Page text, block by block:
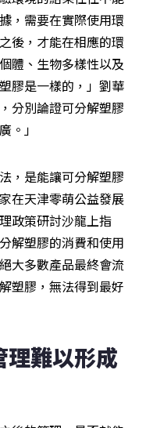
，需要在實際使用環
後，才能在相應的環
體、生物多樣性以及
膠是一樣的，」劉華
分別論證可分解塑膠
。」
，是能讓可分解塑膠
在天津零萌公益發展
政策研討沙龍上指
解塑膠的消費和使用
大多數產品最終會流
塑膠，無法得到最好
難以形成